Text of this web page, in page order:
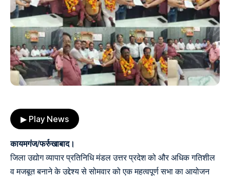
▶ Play News
कायमगंज/फर्रुखाबाद।
जिला उद्योग व्यापार प्रतिनिधि मंडल उत्तर प्रदेश को और अधिक गतिशील
व मजबूत बनाने के उद्देश्य से सोमवार को एक महत्वपूर्ण सभा का आयोजन